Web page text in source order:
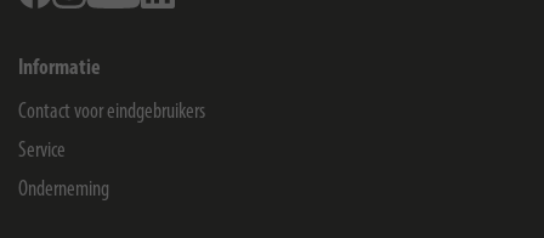
Informatie
Contact voor eindgebruikers
Service
Onderneming